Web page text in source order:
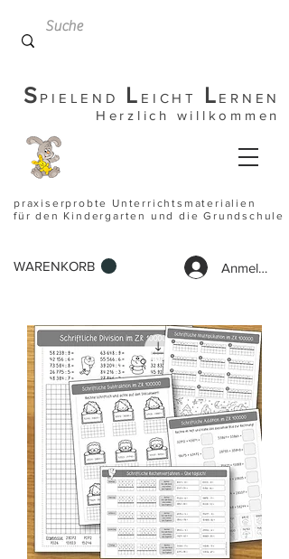
S PIELEND L EICHT L ERNEN
Herzlich willkommen
praxiserprobte Unterrichtsmaterialien
für den Kindergarten und die Grundschule
WARENKORB Anmelden